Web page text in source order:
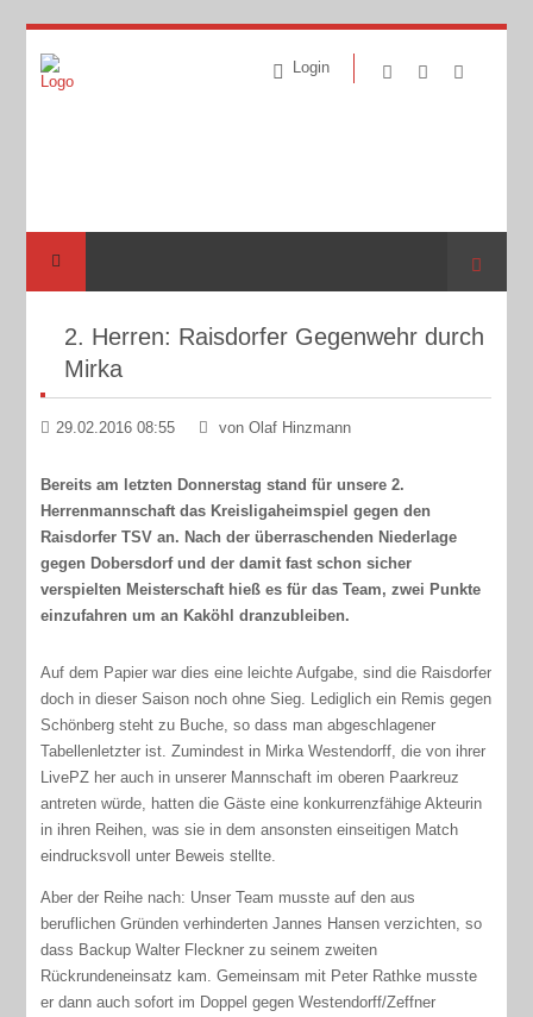
Login
Suche
2. Herren: Raisdorfer Gegenwehr durch
Mirka
29.02.2016 08:55 von Olaf Hinzmann
Bereits am letzten Donnerstag stand für unsere 2.
Herrenmannschaft das Kreisligaheimspiel gegen den
Raisdorfer TSV an. Nach der überraschenden Niederlage
gegen Dobersdorf und der damit fast schon sicher
verspielten Meisterschaft hieß es für das Team, zwei Punkte
einzufahren um an Kaköhl dranzubleiben.
Auf dem Papier war dies eine leichte Aufgabe, sind die Raisdorfer
doch in dieser Saison noch ohne Sieg. Lediglich ein Remis gegen
Schönberg steht zu Buche, so dass man abgeschlagener
Tabellenletzter ist. Zumindest in Mirka Westendorff, die von ihrer
LivePZ her auch in unserer Mannschaft im oberen Paarkreuz
antreten würde, hatten die Gäste eine konkurrenzfähige Akteurin
in ihren Reihen, was sie in dem ansonsten einseitigen Match
eindrucksvoll unter Beweis stellte.
Aber der Reihe nach: Unser Team musste auf den aus
beruflichen Gründen verhinderten Jannes Hansen verzichten, so
dass Backup Walter Fleckner zu seinem zweiten
Rückrundeneinsatz kam. Gemeinsam mit Peter Rathke musste
er dann auch sofort im Doppel gegen Westendorff/Zeffner